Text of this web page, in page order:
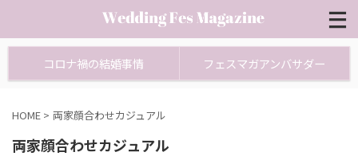
コロナ禍の結婚事情 フェスマガアンバサダー
HOME > 両家顔合わせカジュアル
両家顔合わせカジュアル